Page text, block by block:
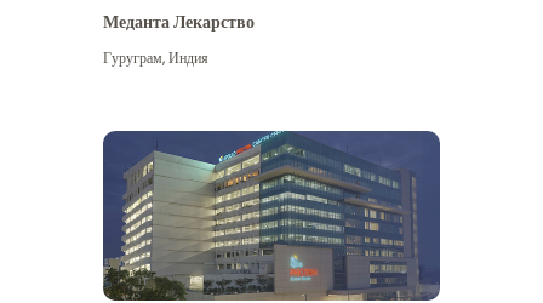
Меданта Лекарство
Гуруграм,Индия